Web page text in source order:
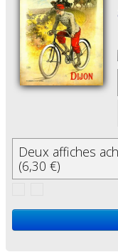
Deux affiches
(6,30 €)